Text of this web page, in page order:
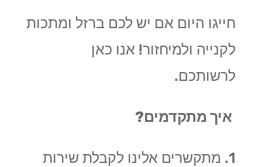
חייגו היום אם יש לכם ברזל ומתכות
לקנייה ולמיחזור! אנו כאן
לרשותכם.
איך מתקדמים?
1. מתקשרים אלינו לקבלת שירות